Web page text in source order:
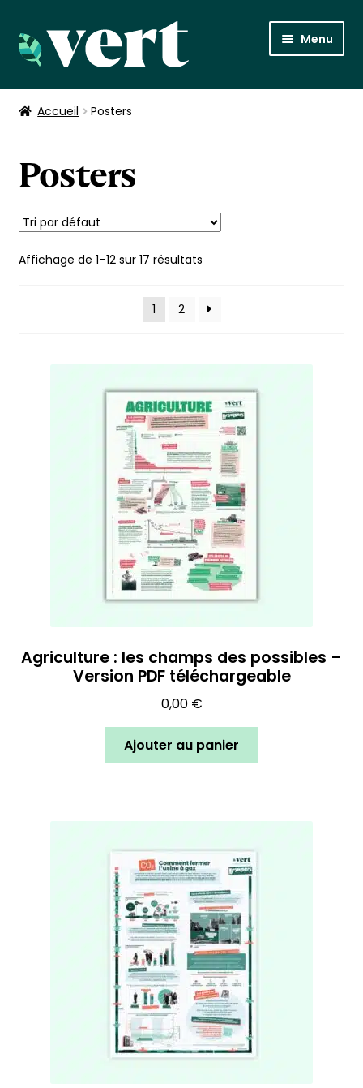
Aller
à
navigation
Aller
au
contenu
Menu
Posters
Retour sur Vert, le média
Accueil Posters
Posters
Affichage de 1–12 sur 17 résultats
1 2
Agriculture : les champs des possibles –
Version PDF téléchargeable
0,00 €
Ajouter au panier